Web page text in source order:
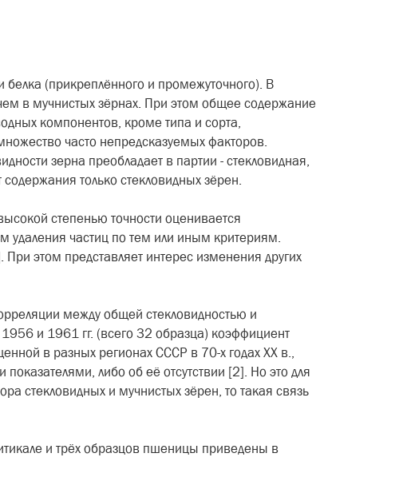
(прикреплённого и про­межуточного). В
в мучнистых зёр­нах. При этом общее содержание
компонентов, кроме типа и сорта,
часто непредсказу­емых факторов.
зерна пре­обладает в партии - стекловидная,
только стекловидных зёрен.
степенью точности оце­нивается
удаления частиц по тем или иным критериям.
этом представляет интерес изменения других
между общей стекловидно­стью и
и 1961 гг. (всего 32 образца) коэффициент
в разных регио­нах СССР в 70-х годах XX в.,
либо об её отсутствии [2]. Но это для
стекловидных и мучнистых зёрен, то такая связь
и трёх образцов пшеницы приведены в